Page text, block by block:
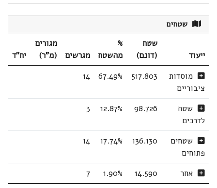
שטחים
ייעוד
שטח
(דונם)
%
מהשטח
מגרשים
מגורים
(מ"ר)
יח"ד
מוסדות
ציבוריים
517.803
67.49%
14
שטח
לדרכים
98.726
12.87%
3
שטחים
פתוחים
136.130
17.74%
14
אחר 14.590
1.90%
7